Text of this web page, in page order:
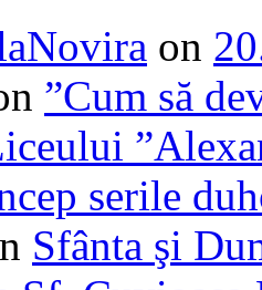
on
”Cum să
serile
Sfânta şi